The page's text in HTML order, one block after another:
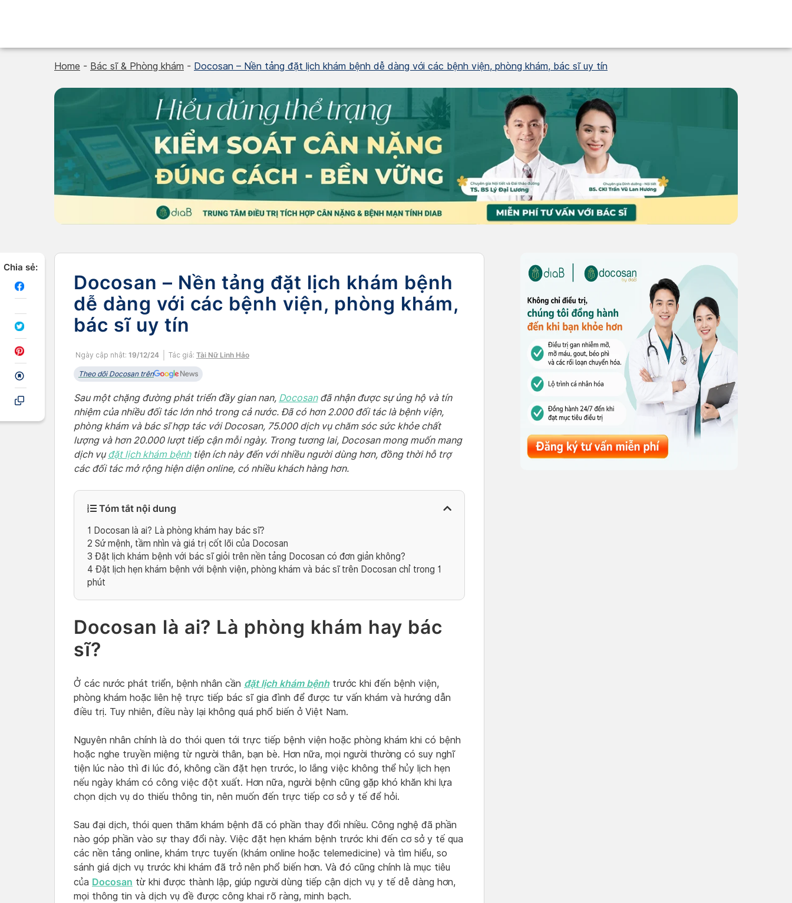
Home - Bác sĩ & Phòng khám - Docosan – Nền tảng đặt lịch khám bệnh dễ dàng với các bệnh viện, phòng khám, bác sĩ uy tín
Chia sẻ:
Docosan – Nền tảng đặt lịch khám bệnh
dễ dàng với các bệnh viện, phòng khám,
bác sĩ uy tín
Ngày cập nhật: 19/12/24 Tác giả: Tài Nữ Linh Hảo
Theo dõi Docosan trên
Sau một chặng đường phát triển đầy gian nan, Docosanđã nhận được sự ủng hộ và tín
nhiệm của nhiều đối tác lớn nhỏ trong cả nước. Đã có hơn 2.000 đối tác là bệnh viện,
phòng khám và bác sĩ hợp tác với Docosan, 75.000 dịch vụ chăm sóc sức khỏe chất
lượng và hơn 20.000 lượt tiếp cận mỗi ngày. Trong tương lai, Docosan mong muốn mang
dịch vụđặt lịch khám bệnhtiện ích này đến với nhiều người dùng hơn, đồng thời hỗ trợ
các đối tác mở rộng hiện diện online, có nhiều khách hàng hơn.
Tóm tắt nội dung
1 Docosan là ai? Là phòng khám hay bác sĩ?
2 Sứ mệnh, tầm nhìn và giá trị cốt lõi của Docosan
3 Đặt lịch khám bệnh với bác sĩ giỏi trên nền tảng Docosan có đơn giản không?
4 Đặt lịch hẹn khám bệnh với bệnh viện, phòng khám và bác sĩ trên Docosan chỉ trong 1
phút
Docosan là ai? Là phòng khám hay bác
sĩ?
Ở các nước phát triển, bệnh nhân cần đặt lịch khám bệnhtrước khi đến bệnh viện,
phòng khám hoặc liên hệ trực tiếp bác sĩ gia đình để được tư vấn khám và hướng dẫn
điều trị. Tuy nhiên, điều này lại không quá phổ biến ở Việt Nam.
Nguyên nhân chính là do thói quen tới trực tiếp bệnh viện hoặc phòng khám khi có bệnh
hoặc nghe truyền miệng từ người thân, bạn bè. Hơn nữa, mọi người thường có suy nghĩ
tiện lúc nào thì đi lúc đó, không cần đặt hẹn trước, lo lắng việc không thể hủy lịch hẹn
nếu ngày khám có công việc đột xuất. Hơn nữa, người bệnh cũng gặp khó khăn khi lựa
chọn dịch vụ do thiếu thông tin, nên muốn đến trực tiếp cơ sở y tế để hỏi.
Sau đại dịch, thói quen thăm khám bệnh đã có phần thay đổi nhiều. Công nghệ đã phần
nào góp phần vào sự thay đổi này. Việc đặt hẹn khám bệnh trước khi đến cơ sở y tế qua
các nền tảng online, khám trực tuyến (khám online hoặc telemedicine) và tìm hiểu, so
sánh giá dịch vụ trước khi khám đã trở nên phổ biến hơn. Và đó cũng chính là mục tiêu
của Docosan từ khi được thành lập, giúp người dùng tiếp cận dịch vụ y tế dễ dàng hơn,
mọi thông tin và dịch vụ đề được công khai rõ ràng, minh bạch.